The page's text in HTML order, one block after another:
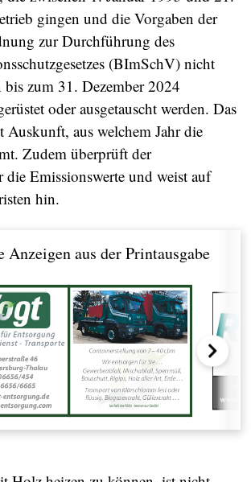
gingen und die Vorgaben der
zur Durchführung des
(BImSchV) nicht
bis zum 31. Dezember 2024
oder ausgetauscht werden. Das
aus welchem Jahr die
Zudem überprüft der
die Emissionswerte und weist auf
hin.
Anzeigen aus der Printausgabe